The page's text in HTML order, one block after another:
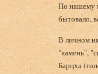
По нашему
бытовало,
В личном
"камень",
Барцха